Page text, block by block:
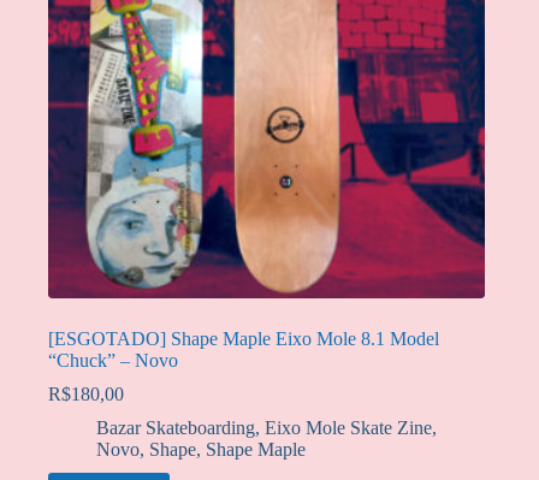
[ESGOTADO] Shape Maple Eixo Mole 8.1 Model
“Chuck” – Novo
R$180,00
Bazar Skateboarding, Eixo Mole Skate Zine,
Novo, Shape, Shape Maple